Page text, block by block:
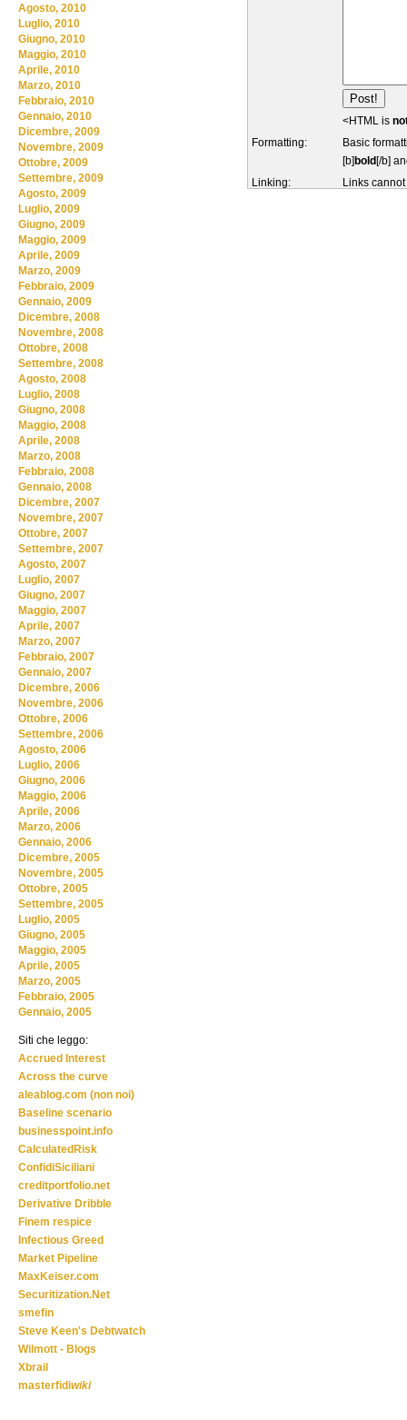
<HTML is
Formatting:
Basic
[b] bold [/b]
Linking:
Links
Agosto, 2010
Luglio, 2010
Giugno, 2010
Maggio, 2010
Aprile, 2010
Marzo, 2010
Febbraio, 2010
Gennaio, 2010
Dicembre, 2009
Novembre, 2009
Ottobre, 2009
Settembre, 2009
Agosto, 2009
Luglio, 2009
Giugno, 2009
Maggio, 2009
Aprile, 2009
Marzo, 2009
Febbraio, 2009
Gennaio, 2009
Dicembre, 2008
Novembre, 2008
Ottobre, 2008
Settembre, 2008
Agosto, 2008
Luglio, 2008
Giugno, 2008
Maggio, 2008
Aprile, 2008
Marzo, 2008
Febbraio, 2008
Gennaio, 2008
Dicembre, 2007
Novembre, 2007
Ottobre, 2007
Settembre, 2007
Agosto, 2007
Luglio, 2007
Giugno, 2007
Maggio, 2007
Aprile, 2007
Marzo, 2007
Febbraio, 2007
Gennaio, 2007
Dicembre, 2006
Novembre, 2006
Ottobre, 2006
Settembre, 2006
Agosto, 2006
Luglio, 2006
Giugno, 2006
Maggio, 2006
Aprile, 2006
Marzo, 2006
Gennaio, 2006
Dicembre, 2005
Novembre, 2005
Ottobre, 2005
Settembre, 2005
Luglio, 2005
Giugno, 2005
Maggio, 2005
Aprile, 2005
Marzo, 2005
Febbraio, 2005
Gennaio, 2005
Siti che leggo:
Accrued Interest
Across the curve
aleablog.com (non noi)
Baseline scenario
businesspoint.info
CalculatedRisk
ConfidiSiciliani
creditportfolio.net
Derivative Dribble
Finem respice
Infectious Greed
Market Pipeline
MaxKeiser.com
Securitization.Net
smefin
Steve Keen's Debtwatch
Wilmott - Blogs
Xbrail
masterfidiwiki